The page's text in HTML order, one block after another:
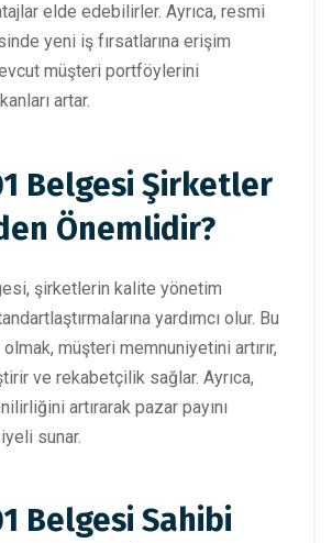
elde edebilirler. Ayrıca, resmi
yeni iş fırsatlarına erişim
müşteri portföylerini
artar.
Belgesi Şirketler
Önemlidir?
şirketlerin kalite yönetim
yardımcı olur. Bu
müşteri memnuniyetini artırır,
ve rekabetçilik sağlar. Ayrıca,
artırarak pazar payını
sunar.
Belgesi Sahibi